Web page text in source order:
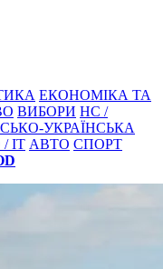
ЕКОНОМІКА ТА
ВИБОРИ НС /
УКРАЇНСЬКА
IT АВТО СПОРТ